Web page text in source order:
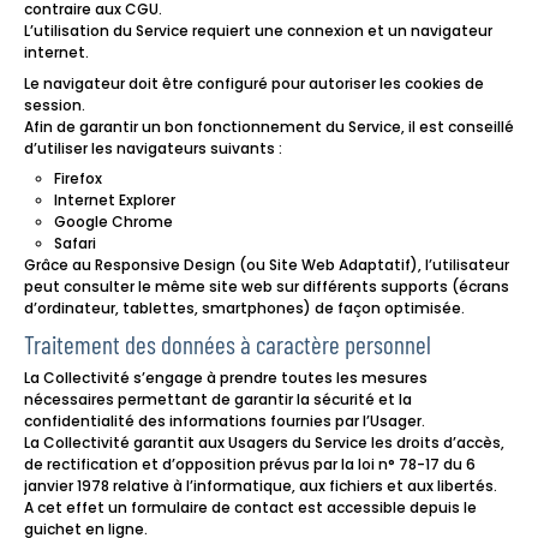
contraire aux CGU.
L’utilisation du Service requiert une connexion et un navigateur
internet.
Le navigateur doit être configuré pour autoriser les cookies de
session.
Afin de garantir un bon fonctionnement du Service, il est conseillé
d’utiliser les navigateurs suivants :
Firefox
Internet Explorer
Google Chrome
Safari
Grâce au Responsive Design (ou Site Web Adaptatif), l’utilisateur
peut consulter le même site web sur différents supports (écrans
d’ordinateur, tablettes, smartphones) de façon optimisée.
Traitement des données à caractère personnel
La Collectivité s’engage à prendre toutes les mesures
nécessaires permettant de garantir la sécurité et la
confidentialité des informations fournies par l’Usager.
La Collectivité garantit aux Usagers du Service les droits d’accès,
de rectification et d’opposition prévus par la loi n° 78-17 du 6
janvier 1978 relative à l’informatique, aux fichiers et aux libertés.
A cet effet un formulaire de contact est accessible depuis le
guichet en ligne.